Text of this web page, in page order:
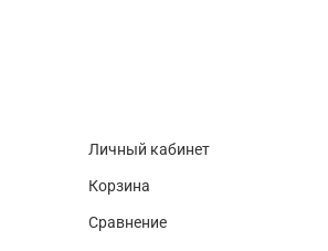
Личный кабинет
Корзина
Сравнение